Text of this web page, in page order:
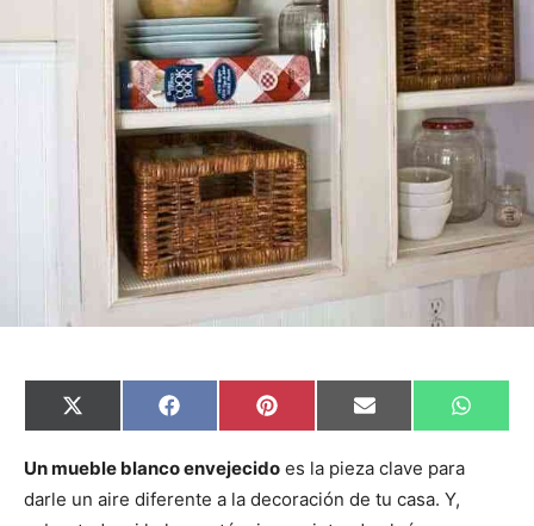
C
o
p
r
t
X
(
w
t
t
C
o
p
r
F
a
e
o
o
C
o
p
r
P
i
t
r
e
C
o
p
r
E
m
i
C
o
W
h
Un mueble blanco envejecido es la pieza clave para
darle un aire diferente a la decoración de tu casa. Y,